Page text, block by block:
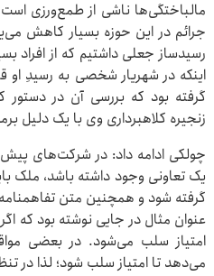
مالباختگی‌ها ناشی از طمع‌ورزی
جرائم در این حوزه بسیار کاهش
رسیدساز جعلی داشتیم که از افراد
اینکه در شهریار شخصی به رسیدِ او
گرفته بود که بررسی آن در دستور
زنجیره کلاهبرداری وی با یک دلیل
چولکی ادامه داد: در شرکت‌های
یک تعاونی وجود داشته باشد، ملک
گرفته شود و همچنین متن
عنوان مثال در جایی نوشته بود که
امتیاز سلب می‌شود. در بعضی
می‌دهد تا امتیاز سلب شود؛ لذا در